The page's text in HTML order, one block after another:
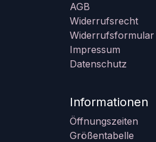
AGB
Widerrufsrecht
Widerrufsformular
Impressum
Datenschutz
Informationen
Öffnungszeiten
Größentabelle